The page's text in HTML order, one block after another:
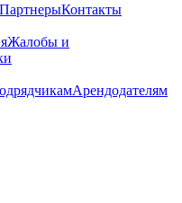
ПартнерыКонтакты
Жалобы и
Арендодателям